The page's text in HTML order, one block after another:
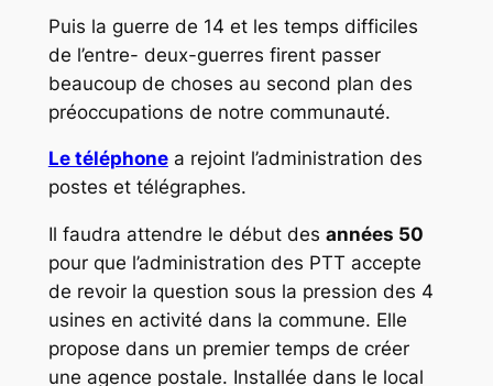
Puis la guerre de 14 et les temps difficiles
de l’entre- deux-guerres firent passer
beaucoup de choses au second plan des
préoccupations de notre communauté.
Le téléphonea rejoint l’administration des
postes et télégraphes.
Il faudra attendre le début des années 50
pour que l’administration des PTT accepte
de revoir la question sous la pression des 4
usines en activité dans la commune. Elle
propose dans un premier temps de créer
une agence postale. Installée dans le local